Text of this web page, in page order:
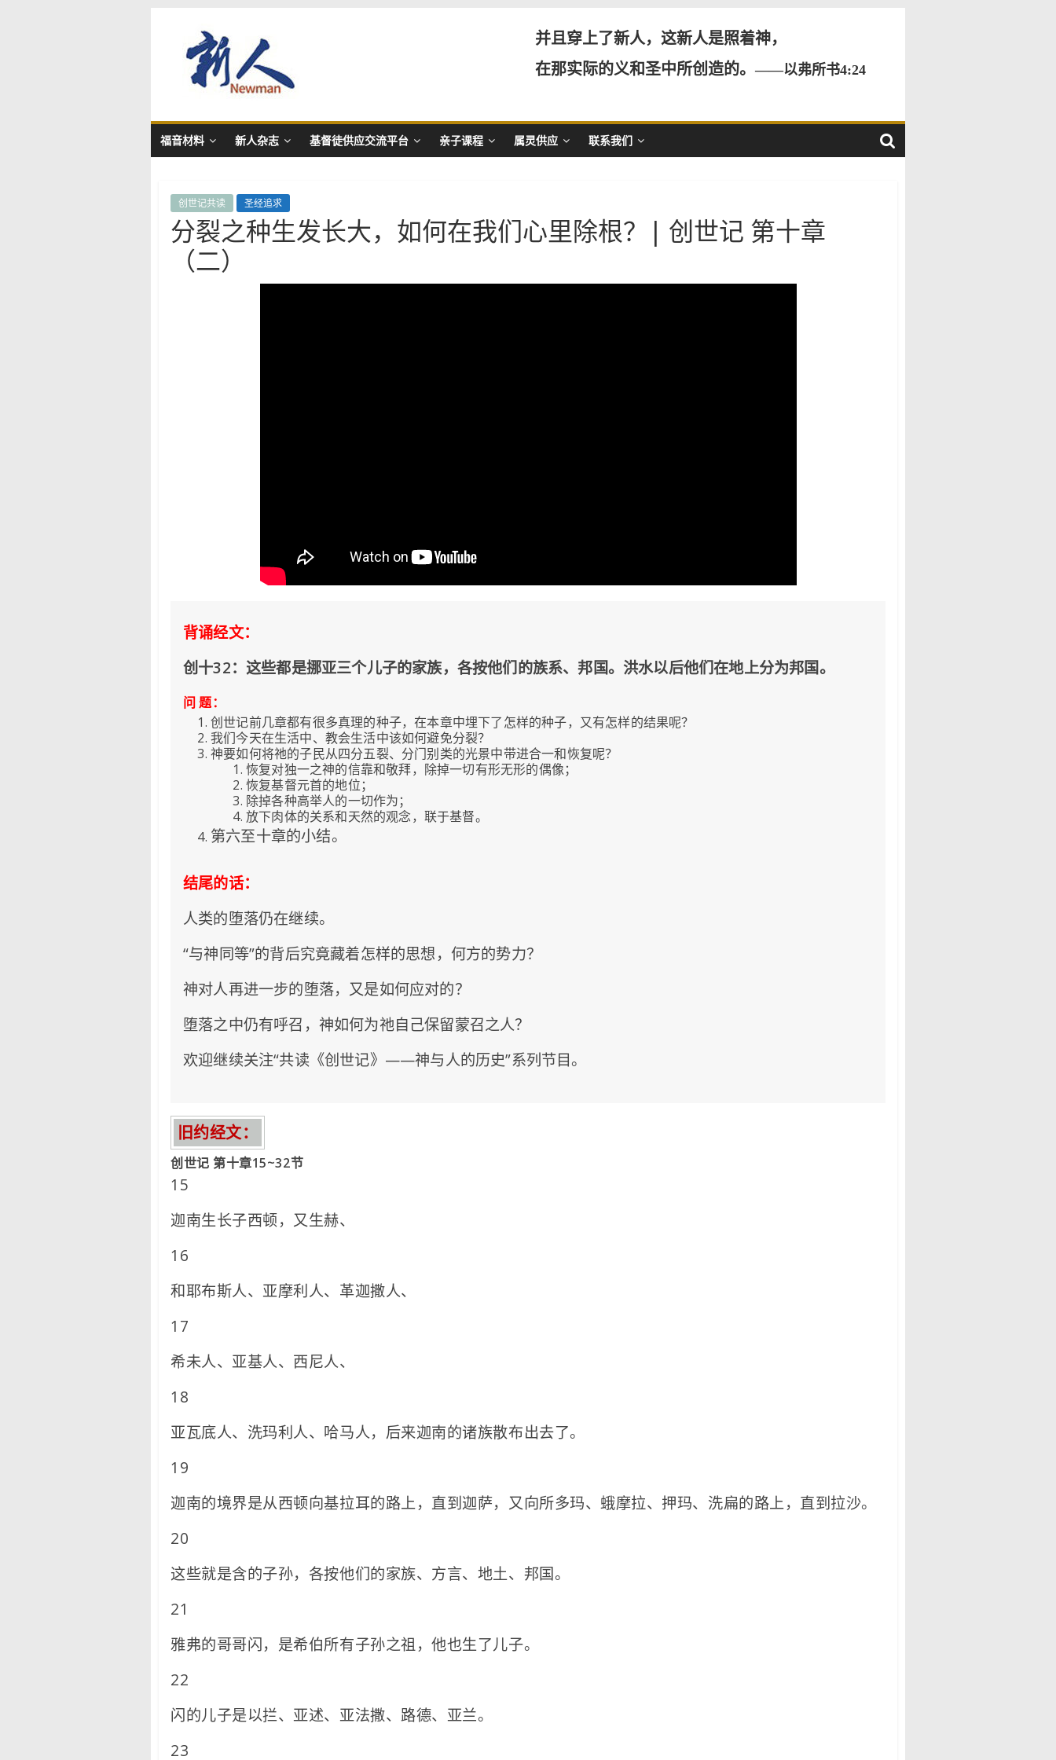
content新
人
NewMan
并且穿上了新人，这新人是照着神，
在那实际的义和圣中所创造的。——以弗所书4:24
福音材料 新人杂志 基督徒供应交流平台 亲子课程 属灵供应 联系我们
创世记共读 圣经追求
分裂之种生发长大，如何在我们心里除根？| 创世记 第十章
（二）
背诵经文：
创十32：这些都是挪亚三个儿子的家族，各按他们的族系、邦国。洪水以后他们在地上分为邦国。
问 题：
创世记前几章都有很多真理的种子，在本章中埋下了怎样的种子，又有怎样的结果呢？
我们今天在生活中、教会生活中该如何避免分裂？
神要如何将祂的子民从四分五裂、分门别类的光景中带进合一和恢复呢？
恢复对独一之神的信靠和敬拜，除掉一切有形无形的偶像；
恢复基督元首的地位；
除掉各种高举人的一切作为；
放下肉体的关系和天然的观念，联于基督。
第六至十章的小结。
结尾的话：
人类的堕落仍在继续。
“与神同等”的背后究竟藏着怎样的思想，何方的势力？
神对人再进一步的堕落，又是如何应对的？
堕落之中仍有呼召，神如何为祂自己保留蒙召之人？
欢迎继续关注“共读《创世记》——神与人的历史”系列节目。
旧约经文：
创世记 第十章15~32节
15
迦南生长子西顿，又生赫、
16
和耶布斯人、亚摩利人、革迦撒人、
17
希未人、亚基人、西尼人、
18
亚瓦底人、洗玛利人、哈马人，后来迦南的诸族散布出去了。
19
迦南的境界是从西顿向基拉耳的路上，直到迦萨，又向所多玛、蛾摩拉、押玛、洗扁的路上，直到拉沙。
20
这些就是含的子孙，各按他们的家族、方言、地土、邦国。
21
雅弗的哥哥闪，是希伯所有子孙之祖，他也生了儿子。
22
闪的儿子是以拦、亚述、亚法撒、路德、亚兰。
23